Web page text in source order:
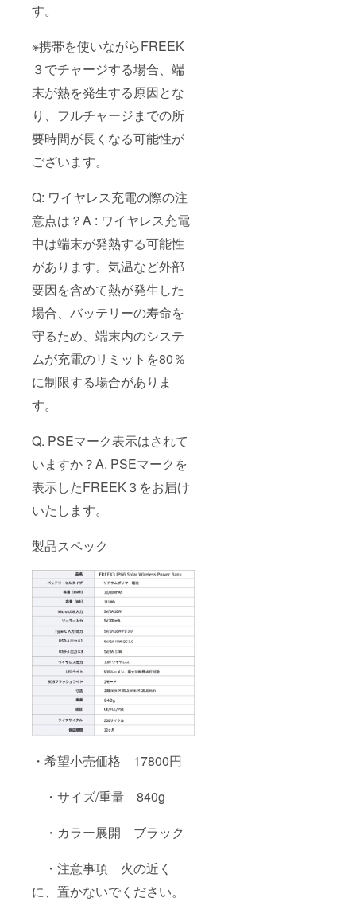
す。
※携帯を使いながらFREEK
３でチャージする場合、端
末が熱を発生する原因とな
り、フルチャージまでの所
要時間が長くなる可能性が
ございます。
Q: ワイヤレス充電の際の注
意点は？A : ワイヤレス充電
中は端末が発熱する可能性
があります。気温など外部
要因を含めて熱が発生した
場合、バッテリーの寿命を
守るため、端末内のシステ
ムが充電のリミットを80％
に制限する場合がありま
す。
Q. PSEマーク表示はされて
いますか？A. PSEマークを
表示したFREEK３をお届け
いたします。
製品スペック
・希望小売価格 17800円
・サイズ/重量 840g
・カラー展開 ブラック
・注意事項 火の近く
に、置かないでください。